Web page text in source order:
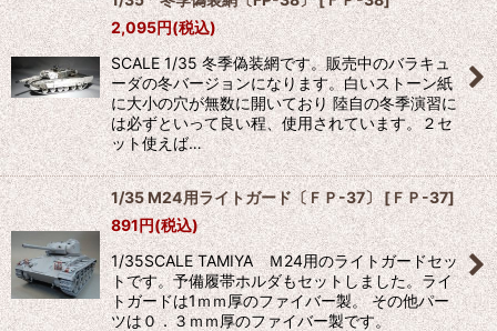
表示数:
並び順:
絞り込む
2,095円(税込)
SCALE 1/35 冬季偽装網です。販売中のバラキュ
ーダの冬バージョンになります。白いストーン紙
に大小の穴が無数に開いており 陸自の冬季演習に
は必ずといって良い程、使用されています。２セ
ット使えば…
1/35 M24用ライトガード〔ＦＰ-37〕[ＦＰ-37]
891円(税込)
1/35SCALE TAMIYA Ｍ24用のライトガードセッ
トです。予備履帯ホルダもセットしました。ライ
トガードは1ｍｍ厚のファイバー製。 その他パー
ツは０．３ｍｍ厚のファイバー製です。